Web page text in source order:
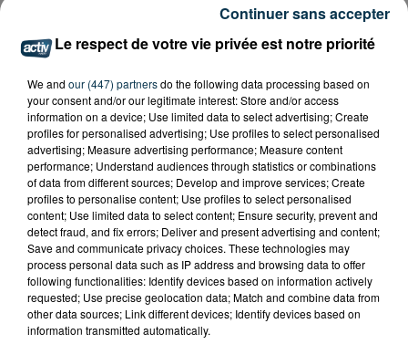
L’ASSE RÉDUIT FACE À SOCHAUX, UNE
PREMIÈRE VICTOIRE POUR NOS VERTS ?
Le respect de votre vie privée est notre priorité
We and our (447) partnersdo the following data processing based on
your consent and/or our legitimate interest: Store and/or access
information on a device; Use limited data to select advertising; Create
profiles for personalised advertising; Use profiles to select personalised
advertising; Measure advertising performance; Measure content
performance; Understand audiences through statistics or combinations
of data from different sources; Develop and improve services; Create
profiles to personalise content; Use profiles to select personalised
content; Use limited data to select content; Ensure security, prevent and
detect fraud, and fix errors; Deliver and present advertising and content;
Save and communicate privacy choices. These technologies may
process personal data such as IP address and browsing data to offer
following functionalities: Identify devices based on information actively
requested; Use precise geolocation data; Match and combine data from
other data sources; Link different devices; Identify devices based on
information transmitted automatically.
Continuer sans accepter